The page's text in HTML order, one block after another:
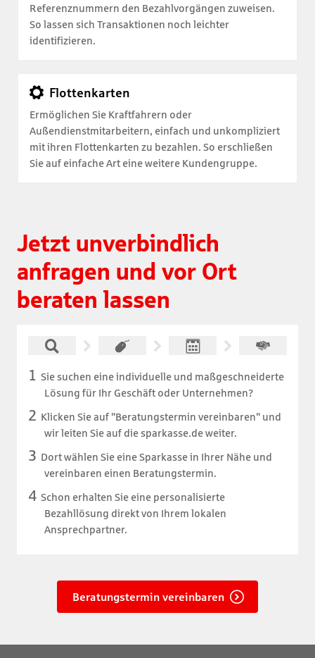
Referenznummern den Bezahlvorgängen zuweisen.
So lassen sich Transaktionen noch leichter
identifizieren.
Flottenkarten
Ermöglichen Sie Kraftfahrern oder
Außendienstmitarbeitern, einfach und unkompliziert
mit ihren Flottenkarten zu bezahlen. So erschließen
Sie auf einfache Art eine weitere Kundengruppe.
Jetzt unverbindlich
anfragen und vor Ort
beraten lassen
Sie suchen eine individuelle und maßgeschneiderte
Lösung für Ihr Geschäft oder Unternehmen?
Klicken Sie auf "Beratungstermin vereinbaren" und
wir leiten Sie auf die sparkasse.de weiter.
Dort wählen Sie eine Sparkasse in Ihrer Nähe und
vereinbaren einen Beratungstermin.
Schon erhalten Sie eine personalisierte
Bezahllösung direkt von Ihrem lokalen
Ansprechpartner.
Beratungstermin vereinbaren